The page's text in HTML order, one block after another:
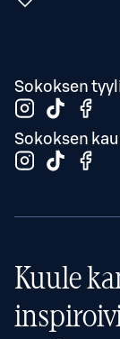
Sokoksen
Sokoksen
Kuule